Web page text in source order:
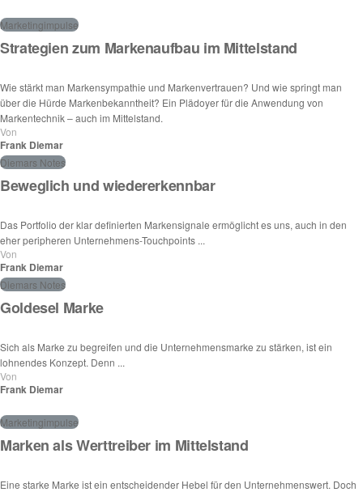
Marketingimpulse
Strategien zum Markenaufbau im Mittelstand
Wie stärkt man Markensympathie und Markenvertrauen? Und wie springt man
über die Hürde Markenbekanntheit? Ein Plädoyer für die Anwendung von
Markentechnik – auch im Mittelstand.
Von
Frank Diemar
Diemars Notes
Beweglich und wiedererkennbar
Das Portfolio der klar definierten Markensignale ermöglicht es uns, auch in den
eher peripheren Unternehmens-Touchpoints ...
Von
Frank Diemar
Diemars Notes
Goldesel Marke
Sich als Marke zu begreifen und die Unternehmensmarke zu stärken, ist ein
lohnendes Konzept. Denn ...
Von
Frank Diemar
Marketingimpulse
Marken als Werttreiber im Mittelstand
Eine starke Marke ist ein entscheidender Hebel für den Unternehmenswert. Doch